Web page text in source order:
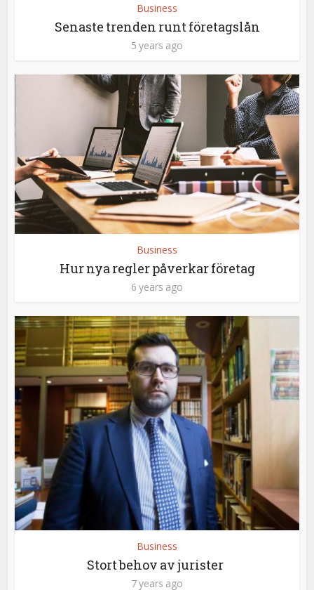
Business
Senaste trenden runt företagslån
5 years ago
Business
Hur nya regler påverkar företag
6 years ago
Business
Stort behov av jurister
7 years ago